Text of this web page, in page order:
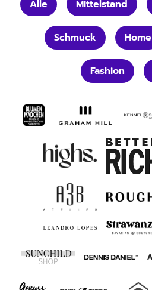
Alle Mittelstand
Schmuck Home
Fashion